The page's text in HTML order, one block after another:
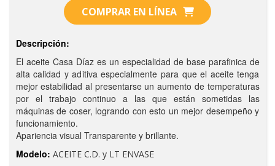
COMPRAR EN LÍNEA
Descripción:
El aceite Casa Díaz es un especialidad de base parafinica de
alta calidad y aditiva especialmente para que el aceite tenga
mejor estabilidad al presentarse un aumento de temperaturas
por el trabajo continuo a las que están sometidas las
máquinas de coser, logrando con esto un mejor desempeño y
funcionamiento.
Apariencia visual Transparente y brillante.
Modelo: ACEITE C.D. y LT ENVASE